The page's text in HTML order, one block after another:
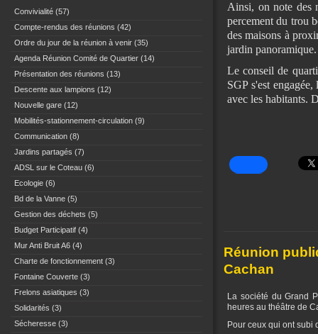
Convivialité (57)
Compte-rendus des réunions (42)
Ordre du jour de la réunion à venir (35)
Agenda Réunion Comité de Quartier (14)
Présentation des réunions (13)
Descente aux lampions (12)
Nouvelle gare (12)
Mobilités-stationnement-circulation (9)
Communication (8)
Jardins partagés (7)
ADSL sur le Coteau (6)
Ecologie (6)
Bd de la Vanne (5)
Gestion des déchets (5)
Budget Participatif (4)
Mur Anti Bruit A6 (4)
Charte de fonctionnement (3)
Fontaine Couverte (3)
Frelons asiatiques (3)
Solidarités (3)
Sécheresse (3)
Ainsi, on note des
percement du trou
des maisons à
jardin panoramique.
Le conseil de
SGP s'est
avec les habitants.
Réunion
Cachan
La société du Grand
heures au théâtre de
Pour ceux qui ont subi